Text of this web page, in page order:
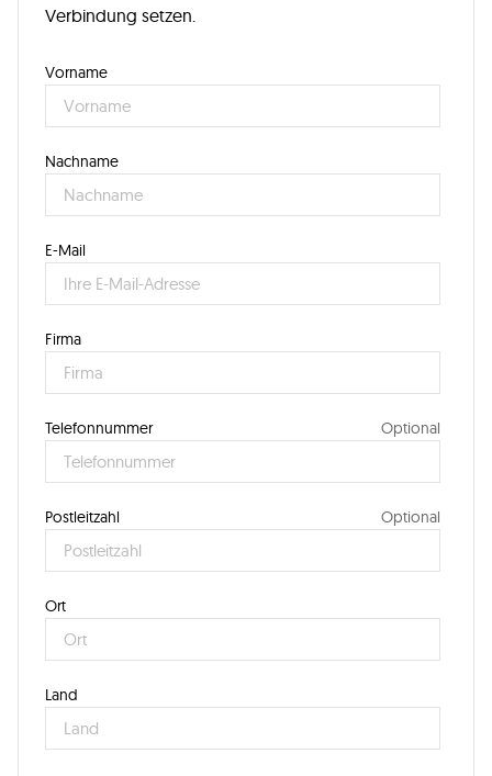
Verbindung setzen.
Vorname
Nachname
E-Mail
Firma
Telefonnummer
Postleitzahl
Ort
Land